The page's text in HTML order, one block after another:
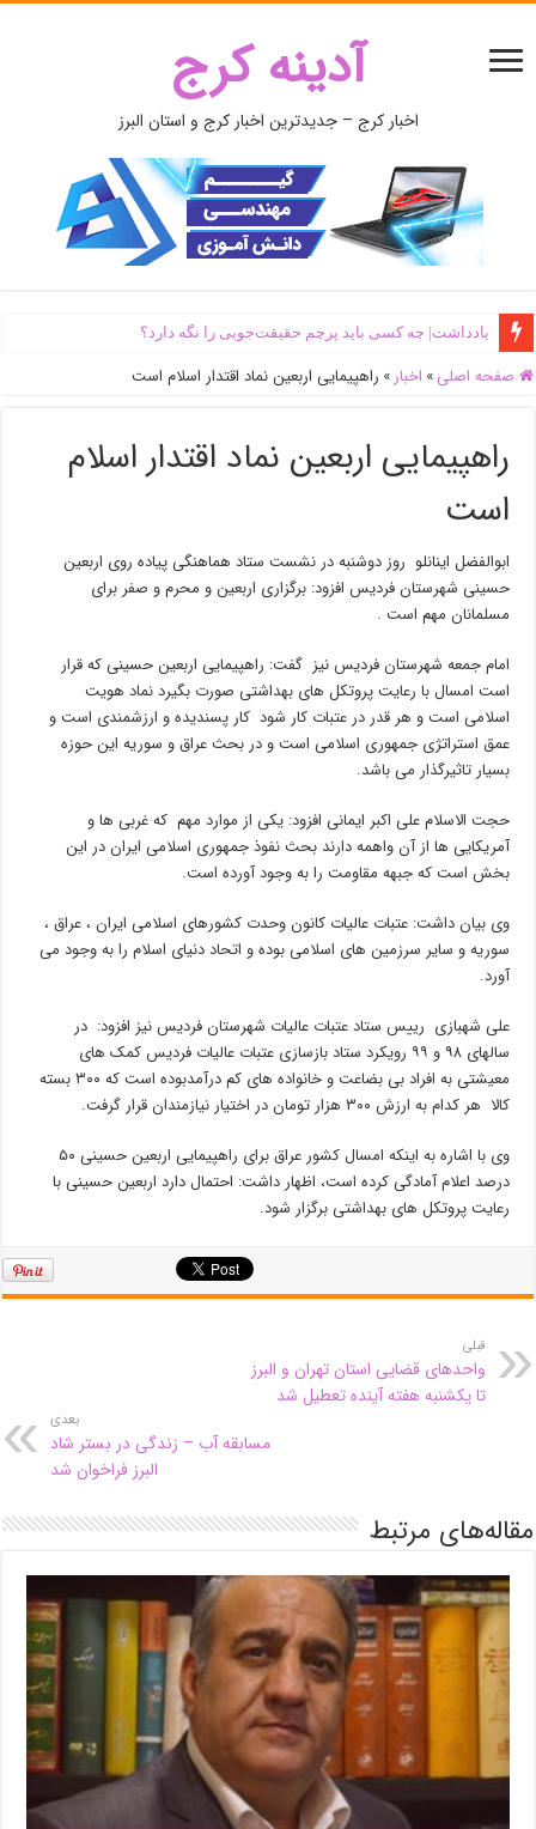
آدینه کرج
اخبار کرج – جدیدترین اخبار کرج و استان البرز
یادداشت| ‌چه کسی باید پرچم حقیقت‌جویی را نگه دارد؟
صفحه اصلی » اخبار » راهپیمایی اربعین نماد اقتدار اسلام است
راهپیمایی اربعین نماد اقتدار اسلام
است
ابوالفضل اینانلو روز دوشنبه در نشست ستاد هماهنگی پیاده روی اربعین
حسینی شهرستان فردیس افزود: برگزاری اربعین و محرم و صفر برای
مسلمانان مهم است .
امام جمعه شهرستان فردیس نیز گفت: راهپیمایی اربعین حسینی که قرار
است امسال با رعایت پروتکل های بهداشتی صورت بگیرد نماد هویت
اسلامی است و هر قدر در عتبات کار شود کار پسندیده و ارزشمندی است و
عمق استراتژی جمهوری اسلامی است و در بحث عراق و سوریه این حوزه
بسیار تاثیرگذار می باشد.
حجت الاسلام علی اکبر ایمانی افزود: یکی از موارد مهم که غربی ها و
آمریکایی ها از آن واهمه دارند بحث نفوذ جمهوری اسلامی ایران در این
بخش است که جبهه مقاومت را به وجود آورده است.
وی بیان داشت: عتبات عالیات کانون وحدت کشورهای اسلامی ایران ، عراق ،
سوریه و سایر سرزمین های اسلامی بوده و اتحاد دنیای اسلام را به وجود می
آورد.
علی شهبازی رییس ستاد عتبات عالیات شهرستان فردیس نیز افزود: در
سالهای ۹۸ و ۹۹ رویکرد ستاد بازسازی عتبات عالیات فردیس کمک های
معیشتی به افراد بی بضاعت و خانواده های کم درآمدبوده است که ۳۰۰ بسته
کالا هر کدام به ارزش ۳۰۰ هزار تومان در اختیار نیازمندان قرار گرفت.
وی با اشاره به اینکه امسال کشور عراق برای راهپیمایی اربعین حسینی ۵۰
درصد اعلام آمادگی کرده است، اظهار داشت: احتمال دارد اربعین حسینی با
رعایت پروتکل های بهداشتی برگزار شود.
قبلی
واحدهای قضایی استان تهران و البرز
تا یکشنبه هفته آینده تعطیل شد
بعدی
مسابقه آب – زندگی در بستر شاد
البرز فراخوان شد
مقاله‌های مرتبط